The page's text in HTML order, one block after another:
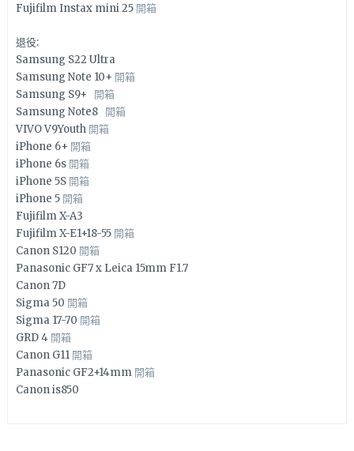
Fujifilm Instax mini 25 開箱
退役:
Samsung S22 Ultra
Samsung Note 10+ 開箱
Samsung S9+ 開箱
Samsung Note8 開箱
VIVO V9Youth 開箱
iPhone 6+ 開箱
iPhone 6s 開箱
iPhone 5S 開箱
iPhone 5 開箱
Fujifilm X-A3
Fujifilm X-E1+18-55 開箱
Canon S120 開箱
Panasonic GF7 x Leica 15mm F1.7
Canon 7D
Sigma 50 開箱
Sigma 17-70 開箱
GRD 4 開箱
Canon G11 開箱
Panasonic GF2+14mm 開箱
Canon is850